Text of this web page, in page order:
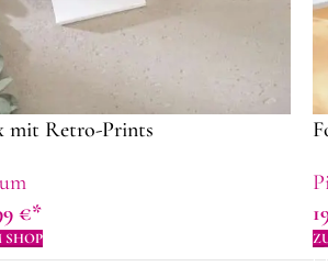
mit Retro-Prints
€
SHOP